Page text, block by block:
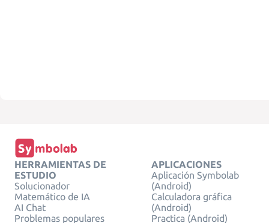
HERRAMIENTAS DE
ESTUDIO
Solucionador
Matemático de IA
AI Chat
Problemas populares
APLICACIONES
Aplicación Symbolab
(Android)
Calculadora gráfica
(Android)
Practica (Android)